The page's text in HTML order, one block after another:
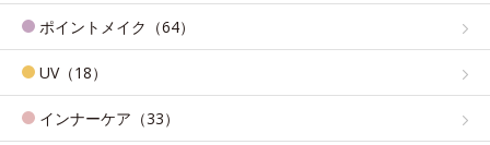
ポイントメイク（64）
UV（18）
インナーケア（33）